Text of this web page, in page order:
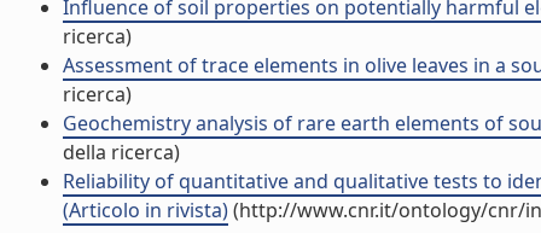
Influence of soil properties on potentially harmful
ricerca)
Assessment of trace elements in olive leaves in a
ricerca)
Geochemistry analysis of rare earth elements of
della ricerca)
Reliability of quantitative and qualitative tests to
(Articolo in rivista)(http://www.cnr.it/ontology/cnr/